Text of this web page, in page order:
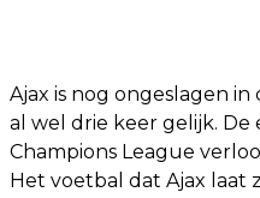
Ajax is nog ongeslagen in
al wel drie keer gelijk. De
Champions League
Het voetbal dat Ajax laat